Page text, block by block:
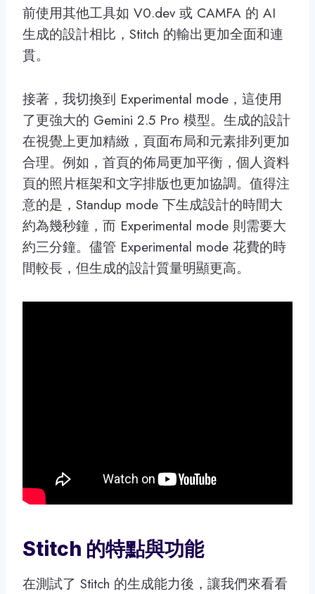
前使用其他工具如 V0.dev 或 CAMFA 的 AI
生成的設計相比，Stitch 的輸出更加全面和連
貫。
接著，我切換到 Experimental mode，這使用
了更強大的 Gemini 2.5 Pro 模型。生成的設計
在視覺上更加精緻，頁面布局和元素排列更加
合理。例如，首頁的佈局更加平衡，個人資料
頁的照片框架和文字排版也更加協調。值得注
意的是，Standup mode 下生成設計的時間大
約為幾秒鐘，而 Experimental mode 則需要大
約三分鐘。儘管 Experimental mode 花費的時
間較長，但生成的設計質量明顯更高。
Stitch 的特點與功能
在測試了 Stitch 的生成能力後，讓我們來看看